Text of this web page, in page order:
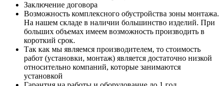
Заключение договора
Возможность комплексного обустройства зоны монтажа.
На нашем складе в наличии большинство изделий. При
больших объемах имеем возможность производить в
короткий срок.
Так как мы являемся производителем, то стоимость
работ (установки, монтаж) является достаточно низкой
относительно компаний, которые занимаются
установкой